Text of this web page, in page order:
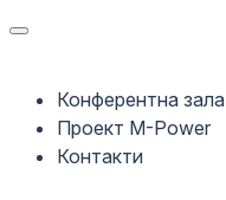
Конферентна зала
Проект M-Power
Контакти